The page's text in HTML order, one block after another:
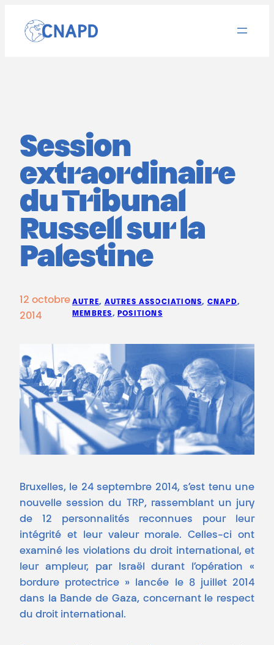
contenu
Session
extraordinaire
du Tribunal
Russell sur la
Palestine
12 octobre
2014
AUTRE, AUTRES ASSOCIATIONS, CNAPD
MEMBRES, POSITIONS
Bruxelles, le 24 septembre 2014, s’est tenu une
nouvelle session du TRP, rassemblant un jury
de 12 personnalités reconnues pour leur
intégrité et leur valeur morale. Celles-ci ont
examiné les violations du droit international, et
leur ampleur, par Israël durant l’opération «
bordure protectrice » lancée le 8 juillet 2014
dans la Bande de Gaza, concernant le respect
du droit international.